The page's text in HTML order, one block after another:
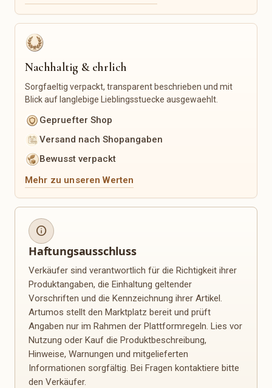
Upcycling-Produkte
Zero-Waste-Produkte
Wiederverwendbare
Alltagshelfer
Sommer
Herbst
Valentinstag
Personalisierung
Gravuren
Namensprodukte
Fotogeschenke
Maßanfertigungen
Personalisierte Kleidung
Blumenkränze
Spirituelles & Achtsamkeit
Edelsteine
Räucherwerk
Tarot & Orakel
Meditation
Journaling
Yoga-Zubehör
Büro, Planung & Organisation
Kalender
Planer
Notizbücher
Sticker
Stempel
Schreibtischzubehör
Nachhaltig & ehrlich
Sorgfaeltig verpackt, transparent beschrieben und mit
Blick auf langlebige Lieblingsstuecke ausgewaehlt.
Gepruefter Shop
Versand nach Shopangaben
Bewusst verpackt
Mehr zu unseren Werten
info
Haftungsausschluss
Verkäufer sind verantwortlich für die Richtigkeit ihrer
Produktangaben, die Einhaltung geltender
Vorschriften und die Kennzeichnung ihrer Artikel.
Artumos stellt den Marktplatz bereit und prüft
Angaben nur im Rahmen der Plattformregeln. Lies vor
Nutzung oder Kauf die Produktbeschreibung,
Hinweise, Warnungen und mitgelieferten
Informationen sorgfältig. Bei Fragen kontaktiere bitte
den Verkäufer.